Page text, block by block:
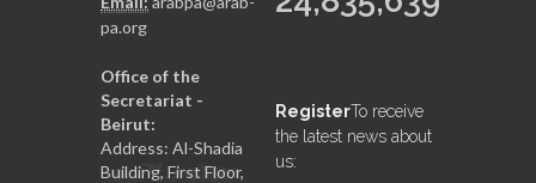
pa.org
Office of the
Secretariat -
Beirut:
Address: Al-Shadia
Building, First Floor,
RegisterTo receive
the latest news about
us: